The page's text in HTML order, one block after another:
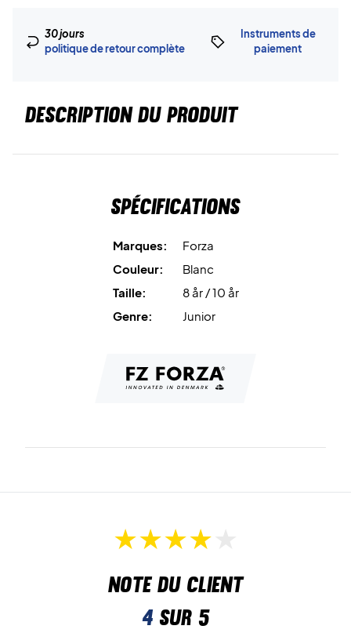
30 jours
politique de retour complète
Instruments de
paiement
DESCRIPTION DU PRODUIT
Spécifications
Marques:
Forza
Couleur:
Blanc
Taille:
8 år / 10 år
Genre:
Junior
Note du client
4 sur 5